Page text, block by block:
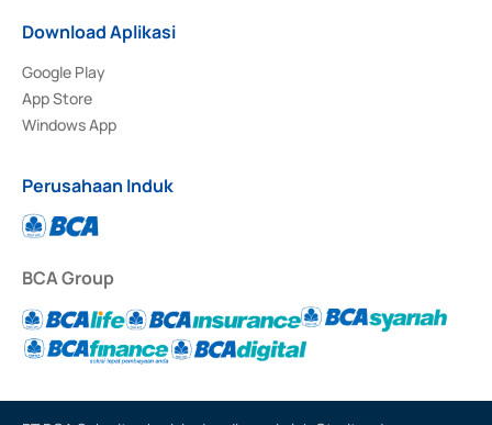
Download Aplikasi
Google Play
App Store
Windows App
Perusahaan Induk
BCA Group